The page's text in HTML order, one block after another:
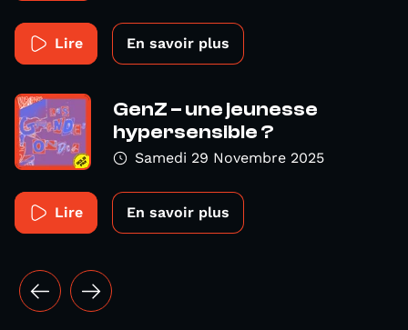
Lire En savoir plus
GenZ – une jeunesse
hypersensible ?
Samedi 29 Novembre 2025
Lire En savoir plus